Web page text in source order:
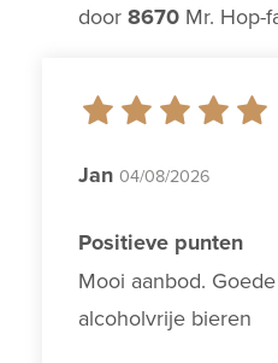
door 8670Mr. Hop-
Jan 04/08/2026
Positieve punten
Mooi aanbod.
alcoholvrije bieren